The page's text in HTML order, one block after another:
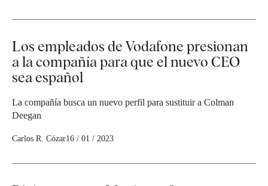
Los empleados de Vodafone presionan
a la compañía para que el nuevo CEO
sea español
La compañía busca un nuevo perfil para sustituir a Colman
Deegan
Carlos R. Cózar16 / 01 / 2023